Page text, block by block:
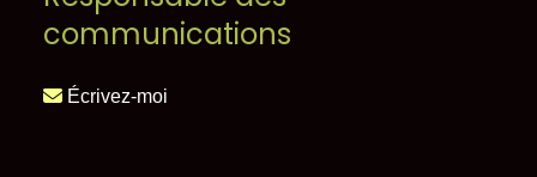
communications
Écrivez-moi